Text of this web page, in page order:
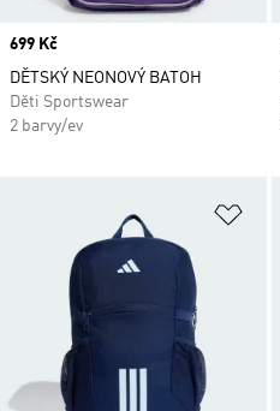
Price
699 Kč
DĚTSKÝ NEONOVÝ BATOH
Děti Sportswear
2 barvy/ev